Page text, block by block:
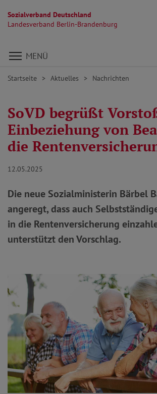
Sozialverband Deutschland
Landesverband Berlin-Brandenburg
Direkt zu den Inhalten springen
MENÜ
Startseite Aktuelles Nachrichten
SoVD begrüßt
Einbeziehung von
die
12.05.2025
Die neue Sozialministerin Bärbel
angeregt, dass auch
in die Rentenversicherung
unterstützt den Vorschlag.